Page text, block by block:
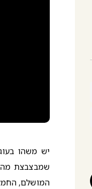
יש משהו
שמבצבצת
המושלם,